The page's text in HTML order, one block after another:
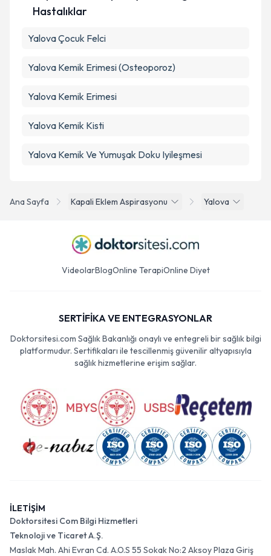
Ana Sayfa Kapali Eklem Aspirasyonu Yalova
Hastalıklar
Yalova Çocuk Felci
Yalova Kemik Erimesi (Osteoporoz)
Yalova Kemik Erimesi
Yalova Kemik Kisti
Yalova Kemik Ve Yumuşak Doku Iyileşmesi
VideolarBlogOnline TerapiOnline Diyet
SERTİFİKA VE ENTEGRASYONLAR
Doktorsitesi.com Sağlık Bakanlığı onaylı ve entegreli bir sağlık bilgi
platformudur. Sertifikaları ile tescillenmiş güvenilir altyapısıyla
sağlık hizmetlerine erişim sağlar.
İLETİŞİM
Doktorsitesi Com Bilgi Hizmetleri
Teknoloji ve Ticaret A.Ş.
Maslak Mah. Ahi Evran Cd. A.O.S 55 Sokak No:2 Aksoy Plaza Giriş